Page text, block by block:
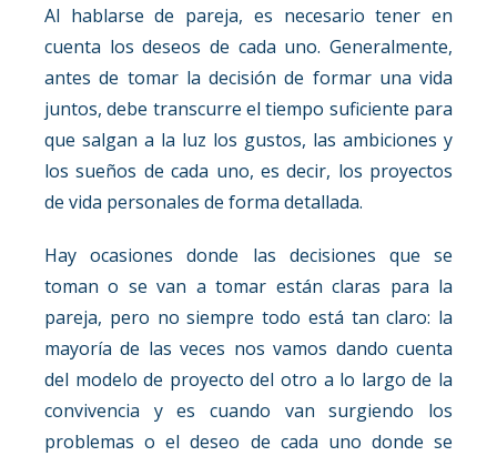
Al hablarse de pareja, es necesario tener en
cuenta los deseos de cada uno. Generalmente,
antes de tomar la decisión de formar una vida
juntos, debe transcurre el tiempo suficiente para
que salgan a la luz los gustos, las ambiciones y
los sueños de cada uno, es decir, los proyectos
de vida personales de forma detallada.
Hay ocasiones donde las decisiones que se
toman o se van a tomar están claras para la
pareja, pero no siempre todo está tan claro: la
mayoría de las veces nos vamos dando cuenta
del modelo de proyecto del otro a lo largo de la
convivencia y es cuando van surgiendo los
problemas o el deseo de cada uno donde se